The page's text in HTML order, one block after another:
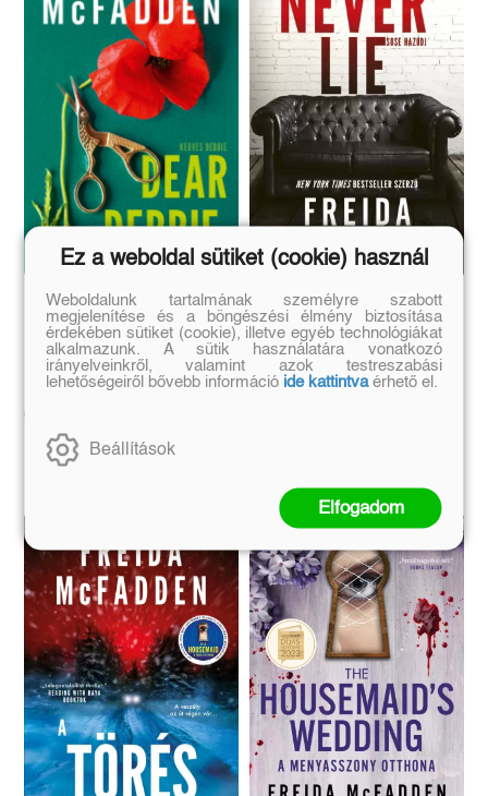
Dear Debbie - Kedves
Debbie
Freida McFadden
6 990 Ft
Előrendelem
Never Lie – Sose hazudj
(E-könyv)
Freida McFadden
Eredeti ár:
Ez a weboldal sütiket (cookie) használ
Weboldalunk tartalmának személyre szabott
megjelenítése és a böngészési élmény biztosítása
érdekében sütiket (cookie), illetve egyéb technológiákat
alkalmazunk. A sütik használatára vonatkozó
irányelveinkről, valamint azok testreszabási
lehetőségeiről bővebb információ ide kattintvaérhető el.
Beállítások
Elfogadom